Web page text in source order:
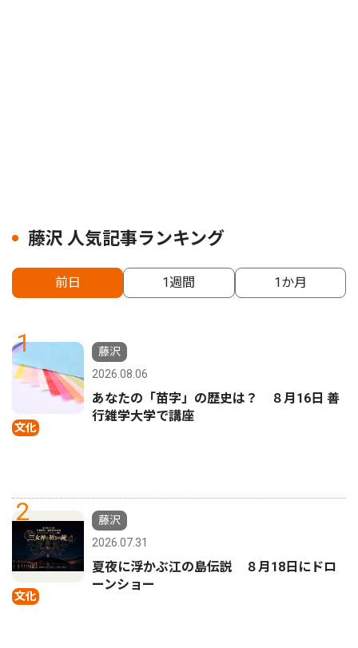
藤沢 人気記事ランキング
前日 1週間 1か月
1
文化
藤沢
2026.08.06
あなたの「苗字」の歴史は？ ８月16日 善
行雑学大学で講座
2
文化
藤沢
2026.07.31
夏夜に浮かぶ江の島伝説 ８月18日にドロ
ーンショー